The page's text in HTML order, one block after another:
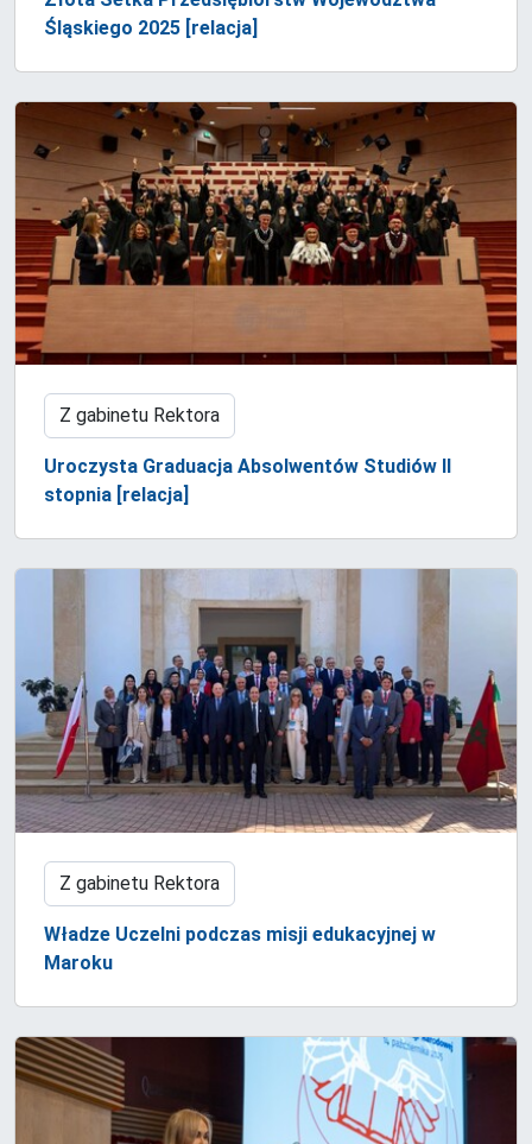
Śląskiego 2025 [relacja]
Z gabinetu Rektora
Uroczysta Graduacja Absolwentów Studiów II
stopnia [relacja]
Z gabinetu Rektora
Władze Uczelni podczas misji edukacyjnej w
Maroku